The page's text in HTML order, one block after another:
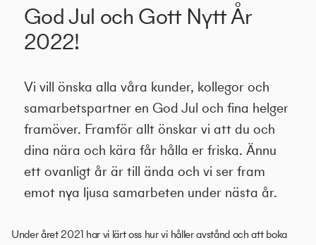
God Jul och Gott Nytt År
2022!
Vi vill önska alla våra kunder, kollegor och
samarbetspartner en God Jul och fina helger
framöver. Framför allt önskar vi att du och
dina nära och kära får hålla er friska. Ännu
ett ovanligt år är till ända och vi ser fram
emot nya ljusa samarbeten under nästa år.
Under året 2021 har vi lärt oss hur vi håller avstånd och att boka